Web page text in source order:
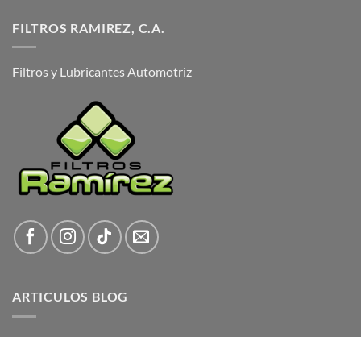
FILTROS RAMIREZ, C.A.
Filtros y Lubricantes Automotriz
ARTICULOS BLOG